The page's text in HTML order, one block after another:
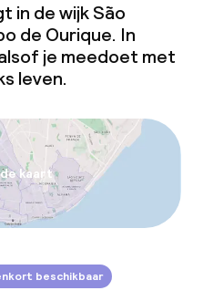
in de wijk São
de Ourique. In
je meedoet met
leven.
kaart
beschikbaar